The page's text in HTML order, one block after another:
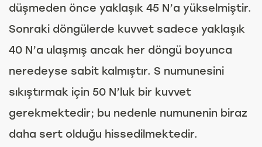
düşmeden önce yaklaşık 45 N’a yükselmiştir.
Sonraki döngülerde kuvvet sadece yaklaşık
40 N’a ulaşmış ancak her döngü boyunca
neredeyse sabit kalmıştır. S numunesini
sıkıştırmak için 50 N’luk bir kuvvet
gerekmektedir; bu nedenle numunenin biraz
daha sert olduğu hissedilmektedir.